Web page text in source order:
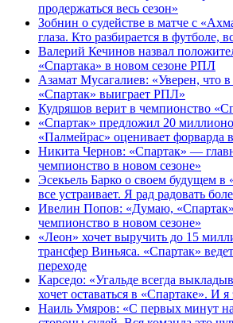
продержаться весь сезон»
Зобнин о судействе в матче с
глаза. Кто разбирается в футболе,
Валерий Кечинов назвал
«Спартака» в новом сезоне РПЛ
Азамат Мусагалиев: «Уверен, что в
«Спартак» выиграет РПЛ»
Кудряшов верит в чемпионство
«Спартак» предложил 20
«Палмейрас» оценивает форварда
Никита Чернов: «Спартак» —
чемпионство в новом сезоне»
Эсекьель Барко о своем будущем в
все устраивает. Я рад радовать
Ивелин Попов: «Думаю, «Спартак»
чемпионство в новом сезоне»
«Леон» хочет выручить до 15
трансфер Виньяса. «Спартак»
переходе
Карседо: «Угальде всегда
хочет оставаться в «Спартаке». И я
Наиль Умяров: «С первых минут